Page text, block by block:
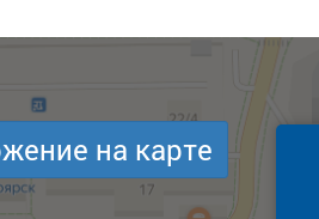
на карте